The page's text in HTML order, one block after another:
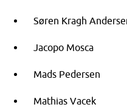
Søren Kragh
Jacopo Mosca
Mads Pedersen
Mathias Vacek